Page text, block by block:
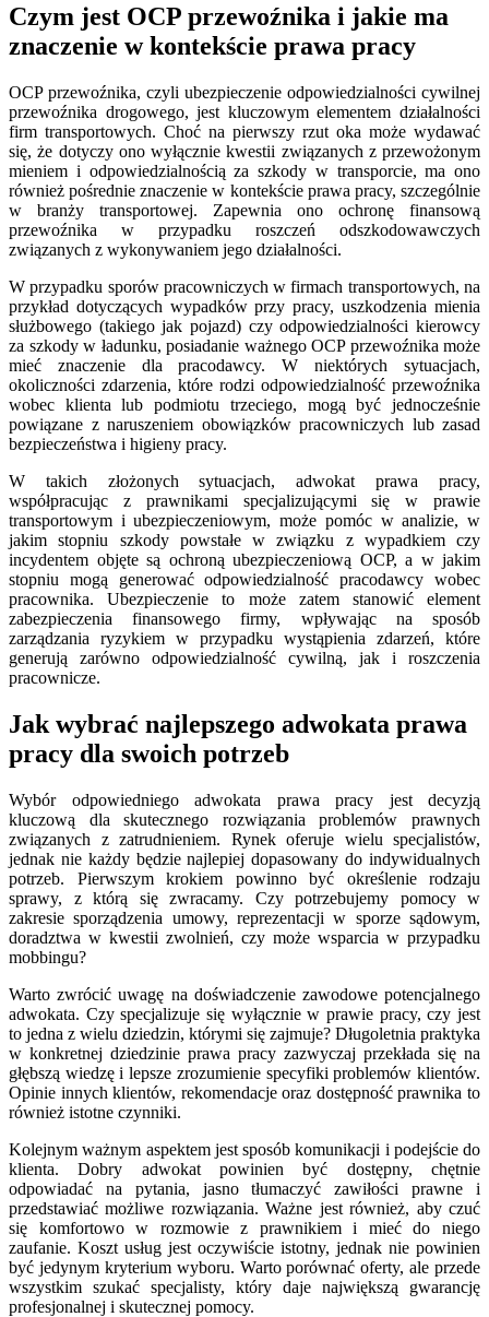
Czym jest OCP przewoźnika i jakie ma
znaczenie w kontekście prawa pracy
OCP przewoźnika, czyli ubezpieczenie odpowiedzialności cywilnej
przewoźnika drogowego, jest kluczowym elementem działalności
firm transportowych. Choć na pierwszy rzut oka może wydawać
się, że dotyczy ono wyłącznie kwestii związanych z przewożonym
mieniem i odpowiedzialnością za szkody w transporcie, ma ono
również pośrednie znaczenie w kontekście prawa pracy, szczególnie
w branży transportowej. Zapewnia ono ochronę finansową
przewoźnika w przypadku roszczeń odszkodowawczych
związanych z wykonywaniem jego działalności.
W przypadku sporów pracowniczych w firmach transportowych, na
przykład dotyczących wypadków przy pracy, uszkodzenia mienia
służbowego (takiego jak pojazd) czy odpowiedzialności kierowcy
za szkody w ładunku, posiadanie ważnego OCP przewoźnika może
mieć znaczenie dla pracodawcy. W niektórych sytuacjach,
okoliczności zdarzenia, które rodzi odpowiedzialność przewoźnika
wobec klienta lub podmiotu trzeciego, mogą być jednocześnie
powiązane z naruszeniem obowiązków pracowniczych lub zasad
bezpieczeństwa i higieny pracy.
W takich złożonych sytuacjach, adwokat prawa pracy,
współpracując z prawnikami specjalizującymi się w prawie
transportowym i ubezpieczeniowym, może pomóc w analizie, w
jakim stopniu szkody powstałe w związku z wypadkiem czy
incydentem objęte są ochroną ubezpieczeniową OCP, a w jakim
stopniu mogą generować odpowiedzialność pracodawcy wobec
pracownika. Ubezpieczenie to może zatem stanowić element
zabezpieczenia finansowego firmy, wpływając na sposób
zarządzania ryzykiem w przypadku wystąpienia zdarzeń, które
generują zarówno odpowiedzialność cywilną, jak i roszczenia
pracownicze.
Jak wybrać najlepszego adwokata prawa
pracy dla swoich potrzeb
Wybór odpowiedniego adwokata prawa pracy jest decyzją
kluczową dla skutecznego rozwiązania problemów prawnych
związanych z zatrudnieniem. Rynek oferuje wielu specjalistów,
jednak nie każdy będzie najlepiej dopasowany do indywidualnych
potrzeb. Pierwszym krokiem powinno być określenie rodzaju
sprawy, z którą się zwracamy. Czy potrzebujemy pomocy w
zakresie sporządzenia umowy, reprezentacji w sporze sądowym,
doradztwa w kwestii zwolnień, czy może wsparcia w przypadku
mobbingu?
Warto zwrócić uwagę na doświadczenie zawodowe potencjalnego
adwokata. Czy specjalizuje się wyłącznie w prawie pracy, czy jest
to jedna z wielu dziedzin, którymi się zajmuje? Długoletnia praktyka
w konkretnej dziedzinie prawa pracy zazwyczaj przekłada się na
głębszą wiedzę i lepsze zrozumienie specyfiki problemów klientów.
Opinie innych klientów, rekomendacje oraz dostępność prawnika to
również istotne czynniki.
Kolejnym ważnym aspektem jest sposób komunikacji i podejście do
klienta. Dobry adwokat powinien być dostępny, chętnie
odpowiadać na pytania, jasno tłumaczyć zawiłości prawne i
przedstawiać możliwe rozwiązania. Ważne jest również, aby czuć
się komfortowo w rozmowie z prawnikiem i mieć do niego
zaufanie. Koszt usług jest oczywiście istotny, jednak nie powinien
być jedynym kryterium wyboru. Warto porównać oferty, ale przede
wszystkim szukać specjalisty, który daje największą gwarancję
profesjonalnej i skutecznej pomocy.